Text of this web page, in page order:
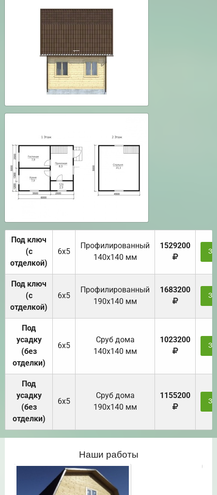
Под ключ
(с
отделкой)
6х5
Профилированный
140х140 мм
1529200
Под ключ
(с
отделкой)
6х5
Профилированный
190х140 мм
1683200
Под
усадку
(без
отделки)
6х5
Cруб дома
140х140 мм
1023200
Под
усадку
(без
отделки)
6х5
Cруб дома
190х140 мм
1155200
Наши работы